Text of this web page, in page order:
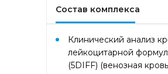
эффективности АСИТ
Букоцветные деревья»
(ImmunoCAP) (Береза
аллергокомпонент, t215
Состав комплекса
Клинический анализ
лейкоцитарной
(5DIFF) (венозная